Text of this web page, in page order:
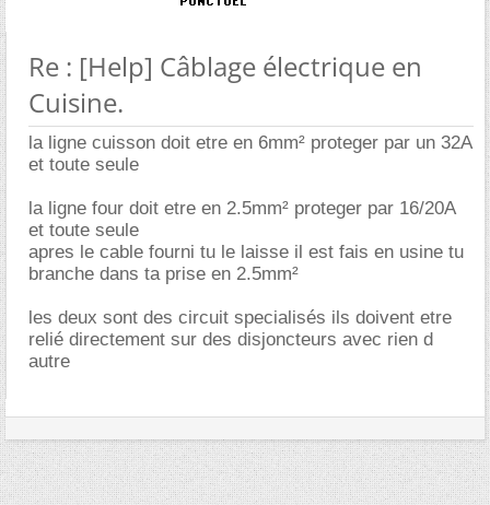
Re : [Help] Câblage électrique en
Cuisine.
la ligne cuisson doit etre en 6mm² proteger par un 32A
et toute seule
la ligne four doit etre en 2.5mm² proteger par 16/20A
et toute seule
apres le cable fourni tu le laisse il est fais en usine tu
branche dans ta prise en 2.5mm²
les deux sont des circuit specialisés ils doivent etre
relié directement sur des disjoncteurs avec rien d
autre